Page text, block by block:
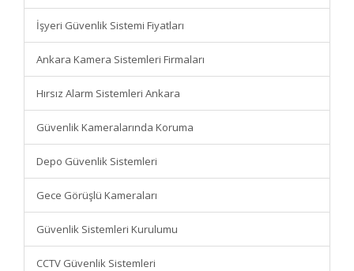
İşyeri Güvenlik Sistemi Fiyatları
Ankara Kamera Sistemleri Firmaları
Hırsız Alarm Sistemleri Ankara
Güvenlik Kameralarında Koruma
Depo Güvenlik Sistemleri
Gece Görüşlü Kameraları
Güvenlik Sistemleri Kurulumu
CCTV Güvenlik Sistemleri